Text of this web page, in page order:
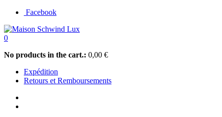
Facebook
0
No products in the cart.: 0,00 €
Expédition
Retours et Remboursements